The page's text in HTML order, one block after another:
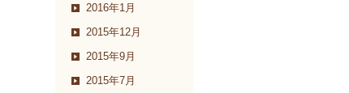
2016年1月
2015年12月
2015年9月
2015年7月